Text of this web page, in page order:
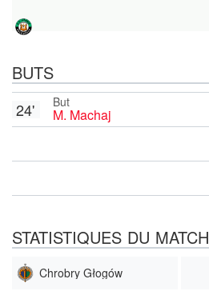
BUTS
But
M. Machaj
24'
STATISTIQUES DU MATCH
Chrobry Głogów